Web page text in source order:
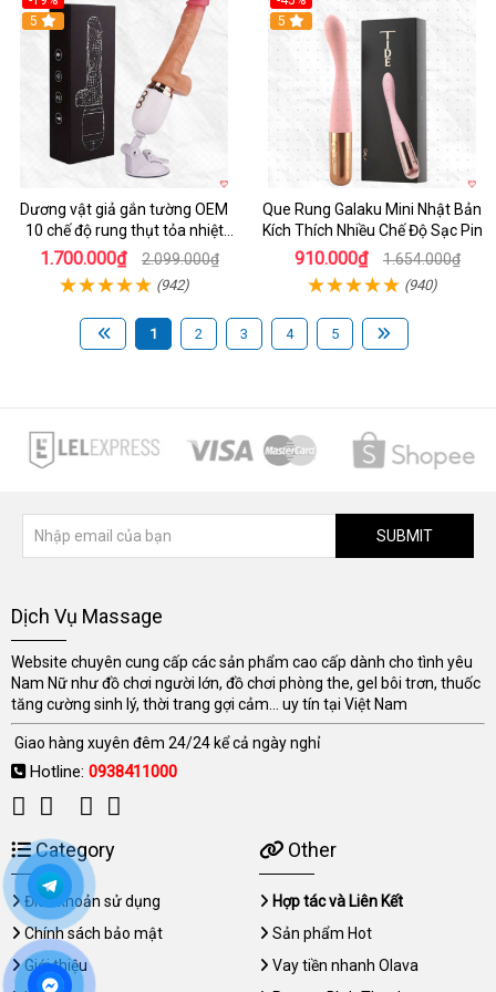
Hot
5
Dương vật giả gắn tường OEM
10 chế độ rung thụt tỏa nhiệt
siêu thực
1.700.000₫ 2.099.000₫
(942)
Hot
5
Que Rung Galaku Mini Nhật Bản
Kích Thích Nhiều Chế Độ Sạc Pin
910.000₫ 1.654.000₫
(940)
1 2 3 4 5
SUBMIT
Dịch Vụ Massage
Website chuyên cung cấp các sản phẩm cao cấp dành cho tình yêu
Nam Nữ như đồ chơi người lớn, đồ chơi phòng the, gel bôi trơn, thuốc
tăng cường sinh lý, thời trang gợi cảm... uy tín tại Việt Nam
Giao hàng xuyên đêm 24/24 kể cả ngày nghỉ
Hotline: 0938411000
Category
Điều khoản sử dụng
Chính sách bảo mật
Giới thiệu
Other
Hợp tác và Liên Kết
Sản phẩm Hot
Vay tiền nhanh Olava